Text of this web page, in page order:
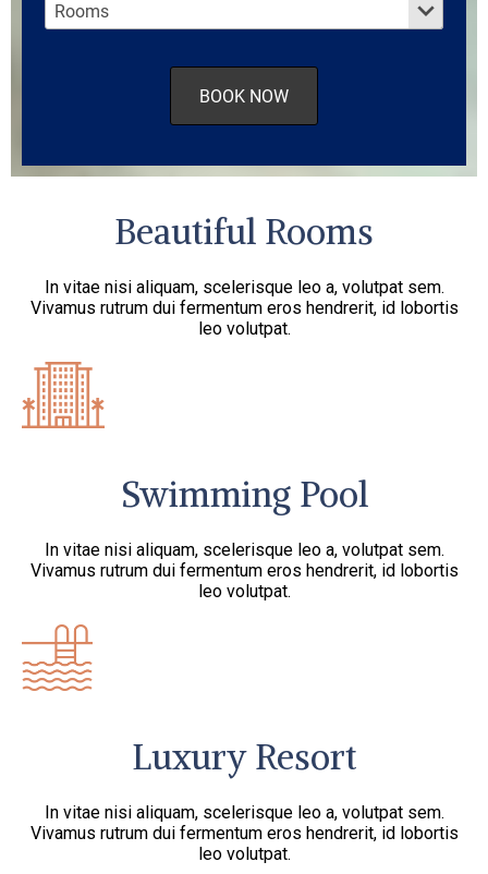
Beautiful Rooms
In vitae nisi aliquam, scelerisque leo a, volutpat sem.
Vivamus rutrum dui fermentum eros hendrerit, id lobortis
leo volutpat.
Swimming Pool
In vitae nisi aliquam, scelerisque leo a, volutpat sem.
Vivamus rutrum dui fermentum eros hendrerit, id lobortis
leo volutpat.
Luxury Resort
In vitae nisi aliquam, scelerisque leo a, volutpat sem.
Vivamus rutrum dui fermentum eros hendrerit, id lobortis
leo volutpat.